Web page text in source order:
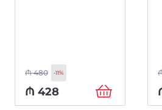
₼480 -11%
₼ 428